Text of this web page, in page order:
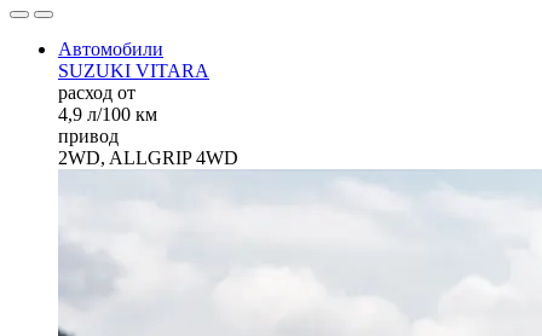
Автомобили
SUZUKI VITARA
расход от
4,9 л/100 км
привод
2WD, ALLGRIP 4WD